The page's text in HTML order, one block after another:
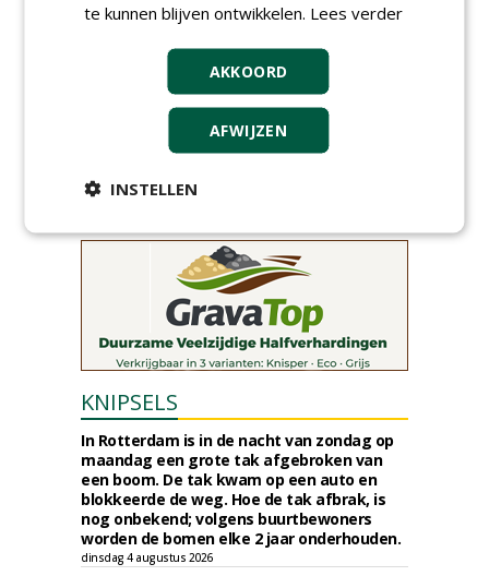
Gemeente Tilburg gunt ecologische
boslandschap Rugdijk aan Van Helvoirt
vrijdag 7 augustus 2026
Gemeente Eindhoven gunt groot
onderhoud ''Stedelijk bos'' binnen de
Boomrooierij Weijtmans.
KNIPSELS
In Rotterdam is in de nacht van zondag op
maandag een grote tak afgebroken van
een boom. De tak kwam op een auto en
blokkeerde de weg. Hoe de tak afbrak, is
nog onbekend; volgens buurtbewoners
worden de bomen elke 2 jaar onderhouden.
dinsdag 4 augustus 2026
te kunnen blijven ontwikkelen. Lees verder
AKKOORD
AFWIJZEN
INSTELLEN